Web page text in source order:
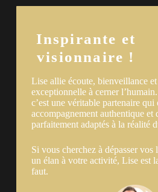
Inspirante et
visionnaire !
Lise allie écoute, bienveillance
exceptionnelle à cerner
c’est une véritable partenaire qui
accompagnement authentique et
parfaitement adaptés à la réalité
Si vous cherchez à dépasser
un élan à votre activité, Lise est
faut.